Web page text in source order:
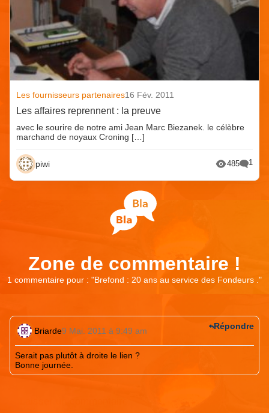
Les fournisseurs partenaires16 Fév. 2011
Les affaires reprennent : la preuve
avec le sourire de notre ami Jean Marc Biezanek. le célèbre
marchand de noyaux Croning […]
piwi 485 1
Zone de commentaire !
1 commentaire pour : "Brefond : 20 ans au service des Fondeurs . "
Briarde9 Mai. 2011 à 9:49 am
Serait pas plutôt à droite le lien ?
Bonne journée.
Répondre